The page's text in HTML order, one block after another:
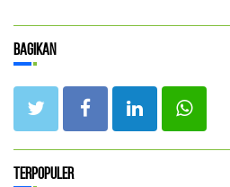
Bagikan
Terpopuler